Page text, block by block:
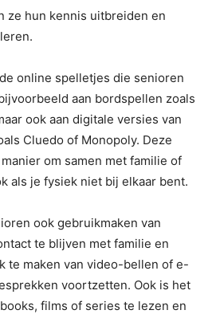
ze hun kennis uitbreiden en
online spelletjes die senioren
aan bordspellen zoals
ook aan digitale versies van
Cluedo of Monopoly. Deze
om samen met familie of
als je fysiek niet bij elkaar bent.
ook gebruikmaken van
te blijven met familie en
te maken van video-bellen of e-
voortzetten. Ook is het
films of series te lezen en